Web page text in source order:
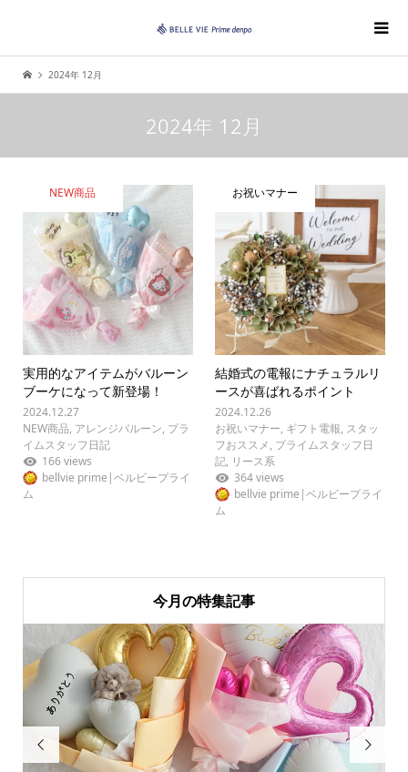
2024年 12月
2024年 12月
NEW商品
実用的なアイテムがバルーン
ブーケになって新登場！
2024.12.27
NEW商品, アレンジバルーン, プラ
イムスタッフ日記
166 views
bellvie prime|ベルビープライ
ム
お祝いマナー
結婚式の電報にナチュラルリ
ースが喜ばれるポイント
2024.12.26
お祝いマナー, ギフト電報, スタッ
フおススメ, プライムスタッフ日
記, リース系
364 views
bellvie prime|ベルビープライ
ム
今月の特集記事
 